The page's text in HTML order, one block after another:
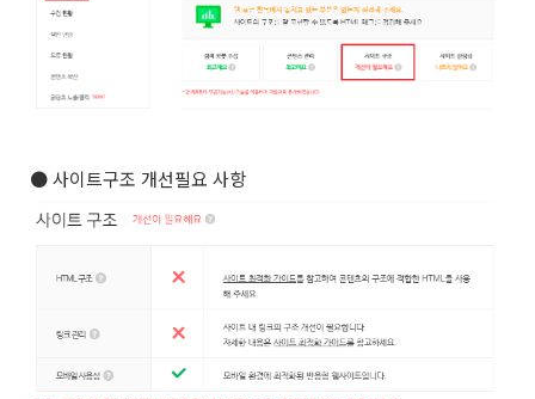
● 사이트구조 개선필요 사항